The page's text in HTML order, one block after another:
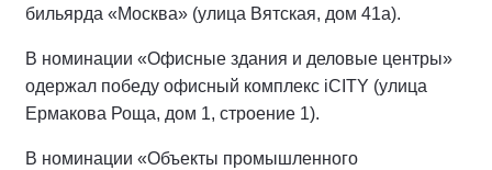
бильярда «Москва» (улица Вятская, дом 41а).
В номинации «Офисные здания и деловые центры»
одержал победу офисный комплекс iCITY (улица
Ермакова Роща, дом 1, строение 1).
В номинации «Объекты промышленного